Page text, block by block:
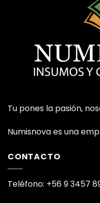
Tu pones la pasión,
Numisnova es una
CONTACTO
Teléfono: +56 9 3457